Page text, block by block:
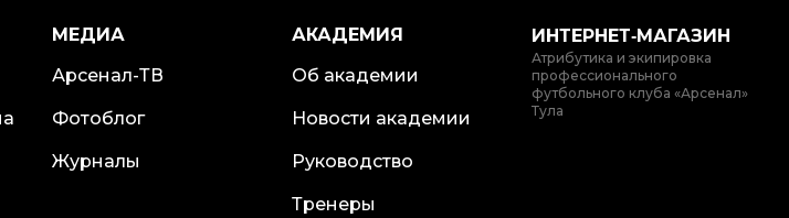
МЕДИА
Арсенал-ТВ
Фотоблог
Журналы
АКАДЕМИЯ
Об академии
Новости академии
Руководство
Тренеры
ИНТЕРНЕТ‑МАГАЗИН
Атрибутика и экипировка
профессионального
футбольного клуба «Арсенал»
Тула